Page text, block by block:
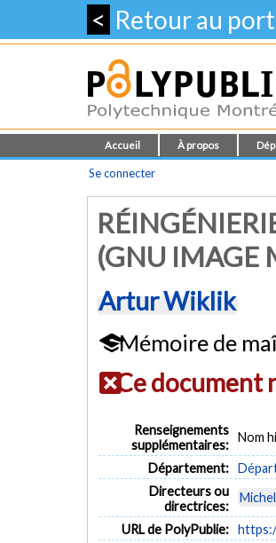
< Retour au
Accueil À propos
Se connecter
(GNU IMAGE
Artur Wiklik
Mémoire de
Ce document
Renseignements
supplémentaires:
Nom
Département:
Directeurs ou
directrices:
URL de PolyPublie: